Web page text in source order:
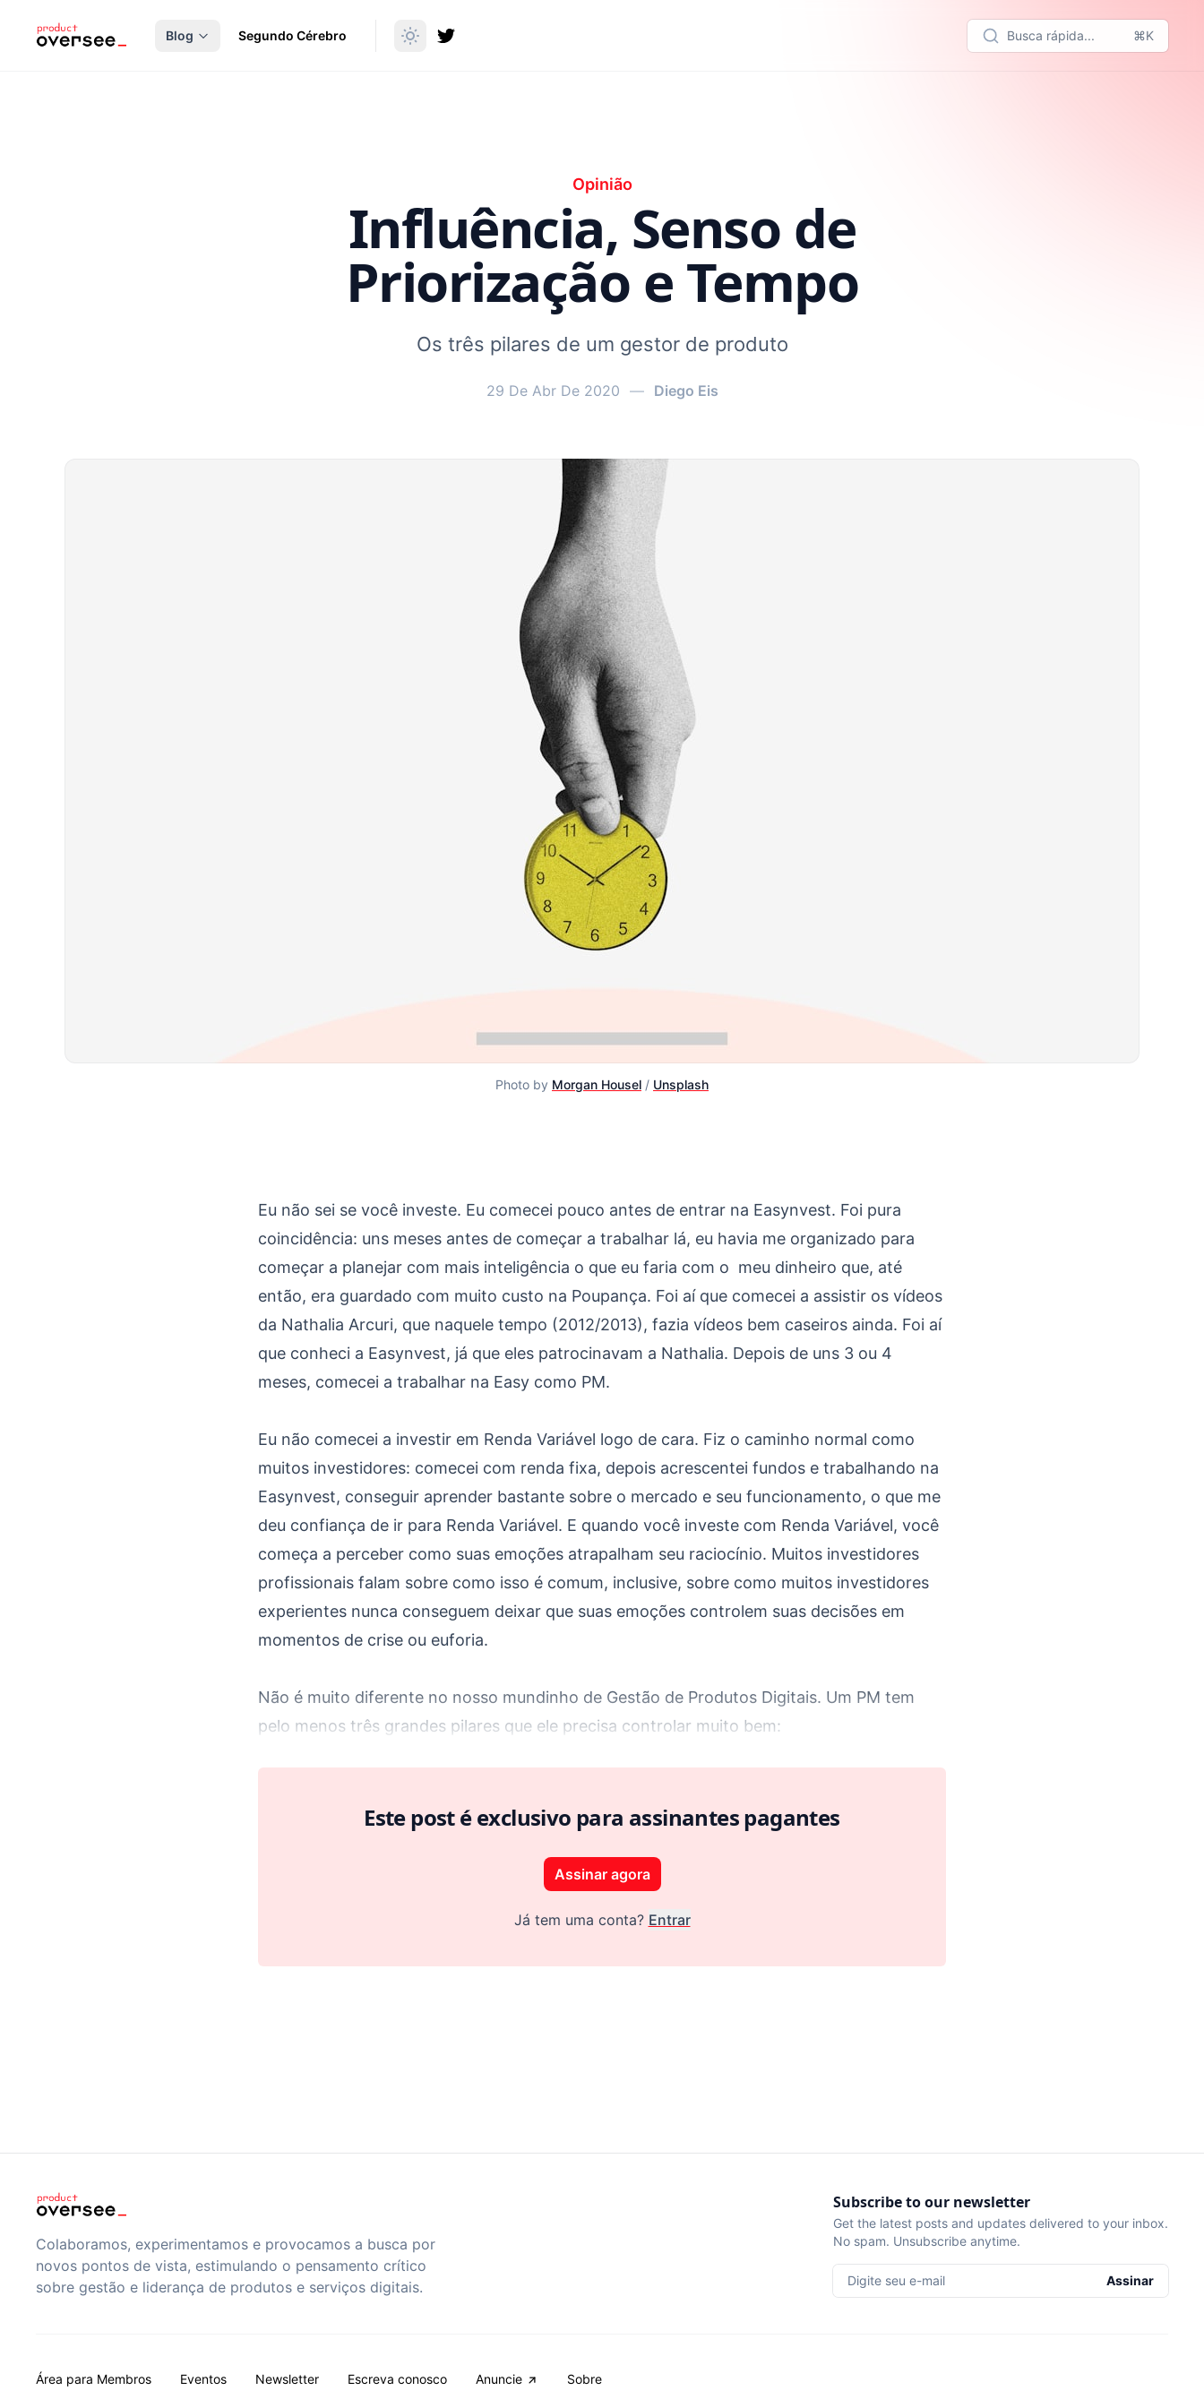
principal
Blog
Segundo Cérebro Busca rápida... ⌘K
Opinião
Influência, Senso de
Priorização e Tempo
Os três pilares de um gestor de produto
29 De Abr De 2020 — Diego Eis
Photo by Morgan Housel / Unsplash
Influência, Senso de Priorização e Tempo
Eu não sei se você investe. Eu comecei pouco antes de entrar na Easynvest. Foi pura
coincidência: uns meses antes de começar a trabalhar lá, eu havia me organizado para
começar a planejar com mais inteligência o que eu faria com o meu dinheiro que, até
então, era guardado com muito custo na Poupança. Foi aí que comecei a assistir os vídeos
da Nathalia Arcuri, que naquele tempo (2012/2013), fazia vídeos bem caseiros ainda. Foi aí
que conheci a Easynvest, já que eles patrocinavam a Nathalia. Depois de uns 3 ou 4
meses, comecei a trabalhar na Easy como PM.
Eu não comecei a investir em Renda Variável logo de cara. Fiz o caminho normal como
muitos investidores: comecei com renda fixa, depois acrescentei fundos e trabalhando na
Easynvest, conseguir aprender bastante sobre o mercado e seu funcionamento, o que me
deu confiança de ir para Renda Variável. E quando você investe com Renda Variável, você
começa a perceber como suas emoções atrapalham seu raciocínio. Muitos investidores
profissionais falam sobre como isso é comum, inclusive, sobre como muitos investidores
experientes nunca conseguem deixar que suas emoções controlem suas decisões em
momentos de crise ou euforia.
Não é muito diferente no nosso mundinho de Gestão de Produtos Digitais. Um PM tem
pelo menos três grandes pilares que ele precisa controlar muito bem:
Este post é exclusivo para assinantes pagantes
Assinar agora
Já tem uma conta? Entrar
Colaboramos, experimentamos e provocamos a busca por
novos pontos de vista, estimulando o pensamento crítico
sobre gestão e liderança de produtos e serviços digitais.
Subscribe to our newsletter
Get the latest posts and updates delivered to your inbox.
No spam. Unsubscribe anytime.
Digite seu e-mail Assinar
Área para Membros Eventos Newsletter Escreva conosco Anuncie Sobre